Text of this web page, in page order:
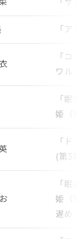
「ア
「コ
ワル
「眠
姫（
「ド
(第3
「眠
姫（第
遅め